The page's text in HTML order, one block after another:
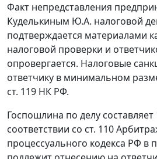
Факт непредставления
Куделькиным Ю.А. налоговой
подтверждается материалами
налоговой проверки и
опровергается. Налоговые
ответчику в минимальном
ст. 119 НК РФ.
Госпошлина по делу составляет
соответствии со ст. 110
процессуального кодекса РФ в